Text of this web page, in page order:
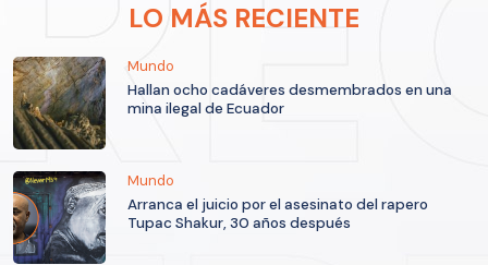
LO MÁS RECIENTE
Mundo
Hallan ocho cadáveres desmembrados en una
mina ilegal de Ecuador
Mundo
Arranca el juicio por el asesinato del rapero
Tupac Shakur, 30 años después